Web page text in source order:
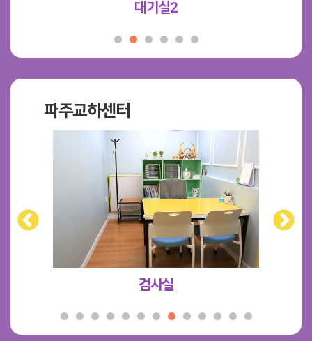
대기실2
파주교하센터
검사실